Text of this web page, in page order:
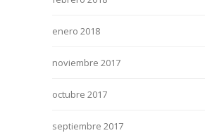
enero 2018
noviembre 2017
octubre 2017
septiembre 2017